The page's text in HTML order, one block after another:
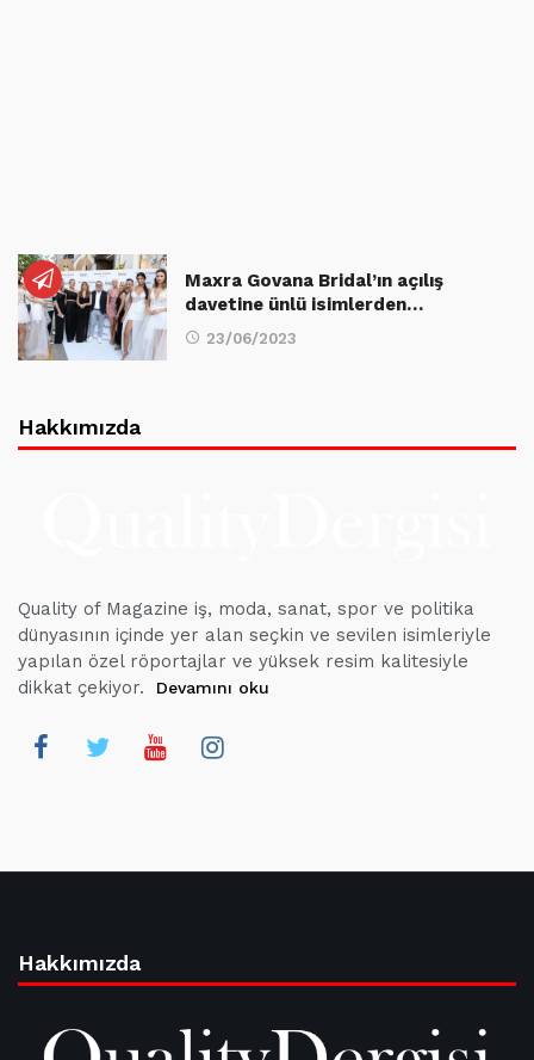
Maxra Govana Bridal’ın açılış
davetine ünlü isimlerden…
23/06/2023
Hakkımızda
Quality of Magazine iş, moda, sanat, spor ve politika
dünyasının içinde yer alan seçkin ve sevilen isimleriyle
yapılan özel röportajlar ve yüksek resim kalitesiyle
dikkat çekiyor.
Devamını oku
Hakkımızda